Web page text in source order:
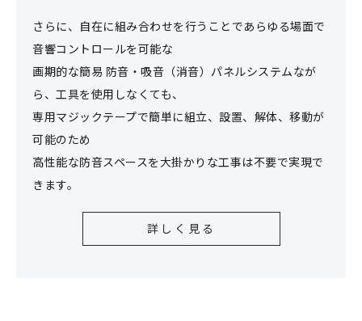
さらに、自在に組み合わせを行うことであらゆる場面で
音響コントロールを可能な
画期的な簡易 防音・吸音（消音）パネルシステムなが
ら、工具を使用しなくても、
専用マジックテープで簡単に組立、設置、解体、移動が
可能のため
高性能な防音スペースを大掛かりな工事は不要で実現で
きます。
詳しく見る